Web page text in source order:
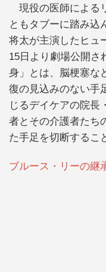
現役の医師による
ともタブーに踏み
将太が主演したヒュ
15日より劇場公開さ
身」とは、脳梗塞な
復の見込みのない手
じるデイケアの院長
者とその介護者たち
た手足を切断するこ
ブルース・リーの継